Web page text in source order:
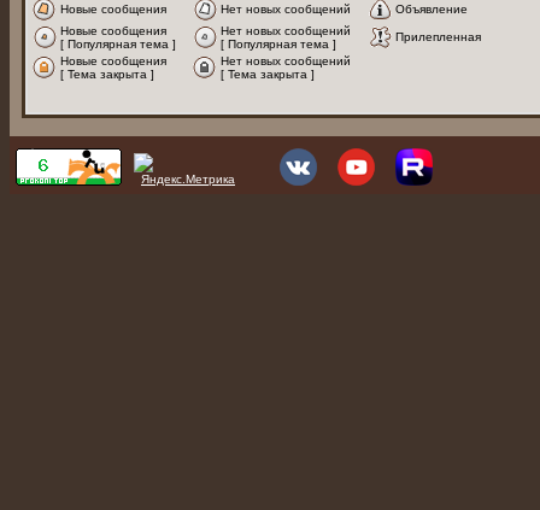
Новые сообщения Нет новых сообщений
Объявление
Новые сообщения
[ Популярная тема ]
Нет новых сообщений
[ Популярная тема ]
Прилепленная
Новые сообщения
[ Тема закрыта ]
Нет новых сообщений
[ Тема закрыта ]